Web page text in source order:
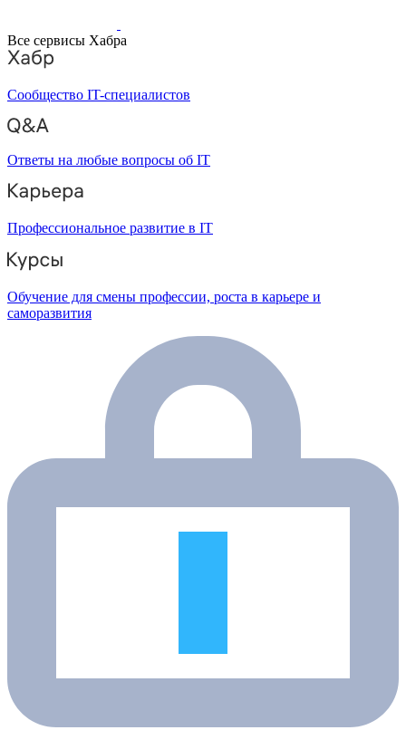
Все сервисы Хабра
Сообщество IT-специалистов
Ответы на любые вопросы об IT
Профессиональное развитие в IT
Обучение для смены профессии, роста в карьере и
саморазвития